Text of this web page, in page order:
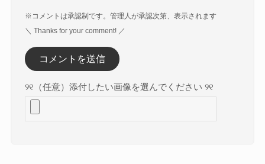
※コメントは承認制です。管理人が承認次第、表示されます
＼ Thanks for your comment! ／
୨୧（任意）添付したい画像を選んでください ୨୧